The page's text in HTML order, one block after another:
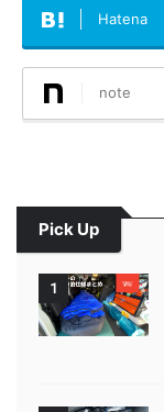
Hatena
note
Pick Up
1